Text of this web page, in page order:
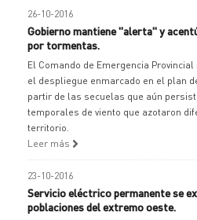
26-10-2016
Gobierno mantiene "alerta" y
por tormentas.
El Comando de Emergencia
el despliegue enmarcado en el plan
partir de las secuelas que aún
temporales de viento que azotaron
territorio.
Leer más
23-10-2016
Servicio eléctrico permanente se
poblaciones del extremo oeste.